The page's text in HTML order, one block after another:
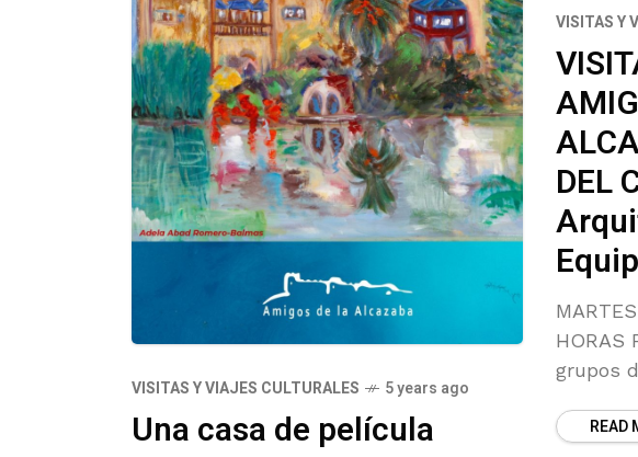
VISITAS Y VIAJES CULTURALES 5 years ago
Una casa de película
VISITAS Y
DEL
HORAS
grupos
DE LA
READ